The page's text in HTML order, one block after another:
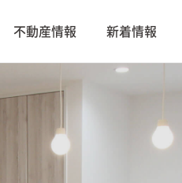
不動産情報 新着情報